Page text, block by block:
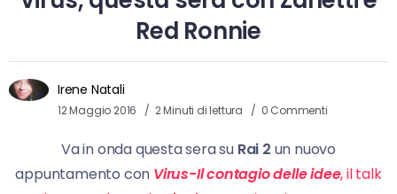
Red Ronnie
Irene Natali
12 Maggio 2016 2 Minuti di lettura 0 Commenti
Va in onda questa sera suRai 2 un nuovo
appuntamento con Virus-Il contagio delle idee, il talk